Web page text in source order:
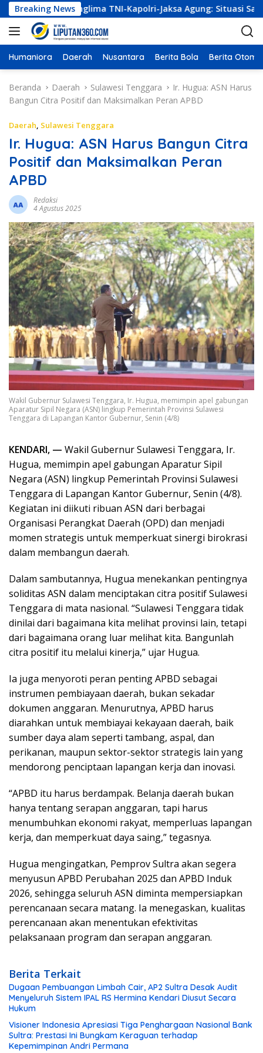
a
g
u
Breaking News
Panglima TNI-Kapolri-Jaksa Agung: Situasi Sangat
Humaniora Daerah Nusantara Berita Bola Berita
Beranda Daerah Sulawesi Tenggara
Ir. Hugua: ASN Harus
Bangun Citra Positif dan Maksimalkan Peran APBD
Daerah, Sulawesi Tenggara
Ir. Hugua: ASN Harus Bangun Citra
Positif dan Maksimalkan Peran
APBD
Redaksi
4 Agustus 2025
Wakil Gubernur Sulawesi Tenggara, Ir. Hugua, memimpin apel gabungan
Aparatur Sipil Negara (ASN) lingkup Pemerintah Provinsi Sulawesi
Tenggara di Lapangan Kantor Gubernur, Senin (4/8)
KENDARI, — Wakil Gubernur Sulawesi Tenggara, Ir.
Hugua, memimpin apel gabungan Aparatur Sipil
Negara (ASN) lingkup Pemerintah Provinsi Sulawesi
Tenggara di Lapangan Kantor Gubernur, Senin (4/8).
Kegiatan ini diikuti ribuan ASN dari berbagai
Organisasi Perangkat Daerah (OPD) dan menjadi
momen strategis untuk memperkuat sinergi birokrasi
dalam membangun daerah.
Dalam sambutannya, Hugua menekankan pentingnya
soliditas ASN dalam menciptakan citra positif Sulawesi
Tenggara di mata nasional. “Sulawesi Tenggara tidak
dinilai dari bagaimana kita melihat provinsi lain, tetapi
dari bagaimana orang luar melihat kita. Bangunlah
citra positif itu melalui kinerja,” ujar Hugua.
Ia juga menyoroti peran penting APBD sebagai
instrumen pembiayaan daerah, bukan sekadar
dokumen anggaran. Menurutnya, APBD harus
diarahkan untuk membiayai kekayaan daerah, baik
sumber daya alam seperti tambang, aspal, dan
perikanan, maupun sektor-sektor strategis lain yang
mendorong penciptaan lapangan kerja dan inovasi.
“APBD itu harus berdampak. Belanja daerah bukan
hanya tentang serapan anggaran, tapi harus
menumbuhkan ekonomi rakyat, memperluas lapangan
kerja, dan memperkuat daya saing,” tegasnya.
Hugua mengingatkan, Pemprov Sultra akan segera
menyusun APBD Perubahan 2025 dan APBD Induk
2026, sehingga seluruh ASN diminta mempersiapkan
perencanaan secara matang. Ia menegaskan, kualitas
perencanaan akan menentukan efektivitas
pelaksanaan program dan serapan anggaran.
Berita Terkait
Dugaan Pembuangan Limbah Cair, AP2 Sultra Desak Audit
Menyeluruh Sistem IPAL RS Hermina Kendari Diusut Secara
Hukum
Visioner Indonesia Apresiasi Tiga Penghargaan Nasional Bank
Sultra: Prestasi Ini Bungkam Keraguan terhadap
Kepemimpinan Andri Permana